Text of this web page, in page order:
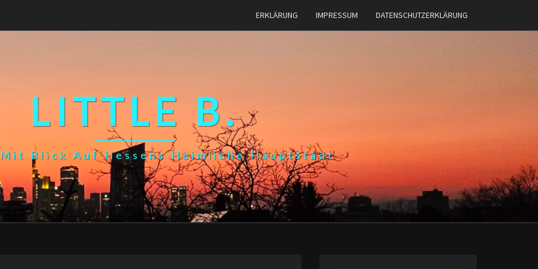
ERKLÄRUNG IMPRESSUM DATENSCHUTZERKLÄRUNG
LITTLE B.
Blick Auf Hessens Heimliche Hauptstadt